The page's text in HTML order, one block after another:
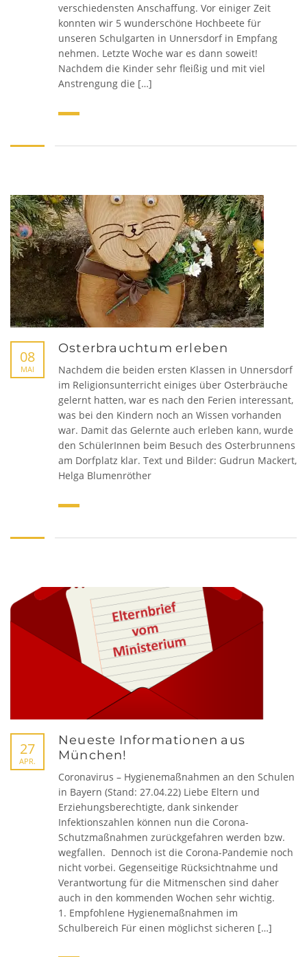
verschiedensten Anschaffung. Vor einiger Zeit
konnten wir 5 wunderschöne Hochbeete für
unseren Schulgarten in Unnersdorf in Empfang
nehmen. Letzte Woche war es dann soweit!
Nachdem die Kinder sehr fleißig und mit viel
Anstrengung die […]
08
MAI
Osterbrauchtum erleben
Nachdem die beiden ersten Klassen in Unnersdorf
im Religionsunterricht einiges über Osterbräuche
gelernt hatten, war es nach den Ferien interessant,
was bei den Kindern noch an Wissen vorhanden
war. Damit das Gelernte auch erleben kann, wurde
den SchülerInnen beim Besuch des Osterbrunnens
am Dorfplatz klar. Text und Bilder: Gudrun Mackert,
Helga Blumenröther
27
APR.
Neueste Informationen aus
München!
Coronavirus – Hygienemaßnahmen an den Schulen
in Bayern (Stand: 27.04.22) Liebe Eltern und
Erziehungsberechtigte, dank sinkender
Infektionszahlen können nun die Corona-
Schutzmaßnahmen zurückgefahren werden bzw.
wegfallen. Dennoch ist die Corona-Pandemie noch
nicht vorbei. Gegenseitige Rücksichtnahme und
Verantwortung für die Mitmenschen sind daher
auch in den kommenden Wochen sehr wichtig.
1. Empfohlene Hygienemaßnahmen im
Schulbereich Für einen möglichst sicheren […]